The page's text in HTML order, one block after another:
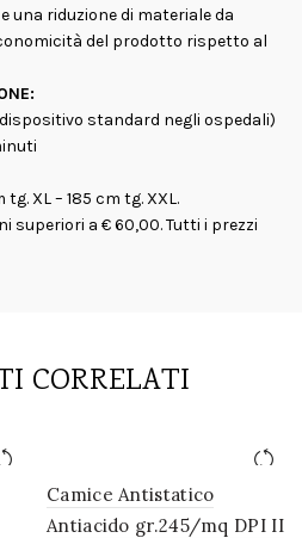
una riduzione di materiale da
del prodotto rispetto al
standard negli ospedali)
tg. XL – 185 cm tg. XXL.
superiori a € 60,00. Tutti i prezzi
CORRELATI
Camice Antistatico
Antiacido gr.245/mq DPI II